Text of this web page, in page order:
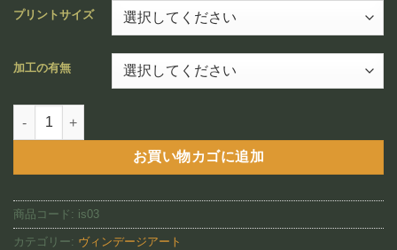
帯:
¥12,800
–
¥88,800
プリントサイズ
加工の有無
HAU HELE ー ハウ・ヘレ（IS03)個
お買い物カゴに追加
商品コード: is03
カテゴリー: ヴィンデージアート